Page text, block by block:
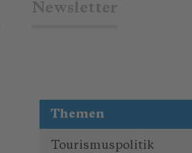
Newsletter
Themen
Tourismuspolitik